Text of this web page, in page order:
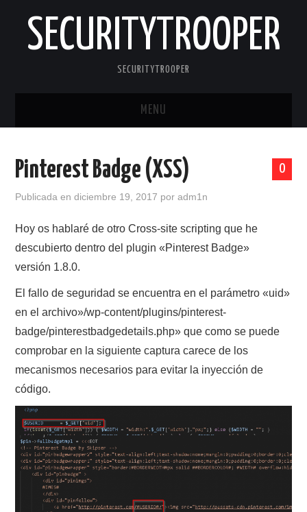
SECURITYTROOPER
SECURITYTROOPER
MENU
CONTACTO
0
Pinterest Badge (XSS)
Publicada endiciembre 19, 2017 poradm1n
Hoy os hablaré de otro Cross-site scripting que he
descubierto dentro del plugin «Pinterest Badge»
versión 1.8.0.
El fallo de seguridad se encuentra en el parámetro «uid»
en el archivo»/wp-content/plugins/pinterest-
badge/pinterestbadgedetails.php» que como se puede
comprobar en la siguiente captura carece de los
mecanismos necesarios para evitar la inyección de
código.